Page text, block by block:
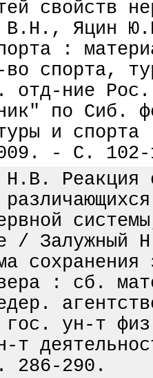
свойств
В.Н., Яцин
:
спорта,
отд-ние
по Сиб.
и
- С. 102-
Реакция
/
сохранения
: сб.
гос. ун-т
т
286-290.